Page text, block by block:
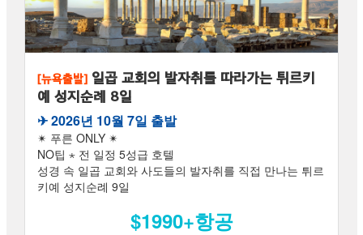
[뉴욕출발] 일곱 교회의 발자취를 따라가는 튀르키
예 성지순례 8일
✈︎ 2026년 10월 7일 출발
✴ 푸른 ONLY ✴
NO팁 ⋆ 전 일정 5성급 호텔
성경 속 일곱 교회와 사도들의 발자취를 직접 만나는 튀르
키예 성지순례 9일
$1990+항공